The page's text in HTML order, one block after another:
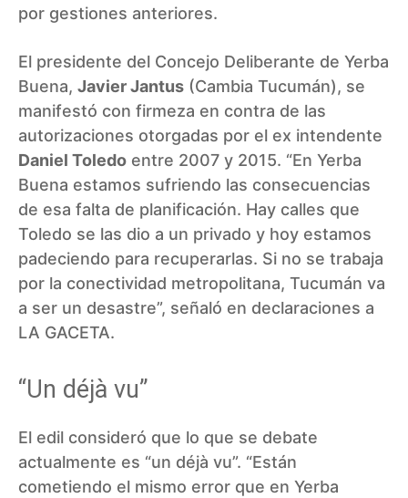
por gestiones anteriores.
El presidente del Concejo Deliberante de Yerba
Buena, Javier Jantus (Cambia Tucumán), se
manifestó con firmeza en contra de las
autorizaciones otorgadas por el ex intendente
Daniel Toledo entre 2007 y 2015. “En Yerba
Buena estamos sufriendo las consecuencias
de esa falta de planificación. Hay calles que
Toledo se las dio a un privado y hoy estamos
padeciendo para recuperarlas. Si no se trabaja
por la conectividad metropolitana, Tucumán va
a ser un desastre”, señaló en declaraciones a
LA GACETA.
“Un déjà vu”
El edil consideró que lo que se debate
actualmente es “un déjà vu”. “Están
cometiendo el mismo error que en Yerba